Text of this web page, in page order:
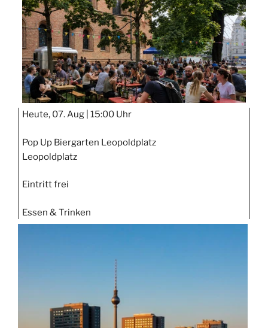
Heute, 07. Aug | 15:00 Uhr
Pop Up Biergarten Leopoldplatz
Leopoldplatz
Eintritt frei
Essen & Trinken